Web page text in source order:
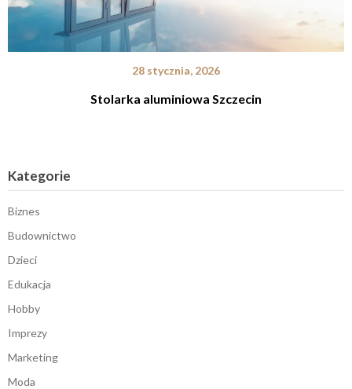
28 stycznia, 2026
Stolarka aluminiowa Szczecin
Kategorie
Biznes
Budownictwo
Dzieci
Edukacja
Hobby
Imprezy
Marketing
Moda